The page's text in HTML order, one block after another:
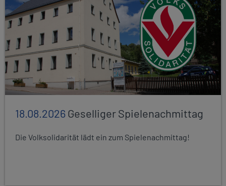
18.08.2026Geselliger Spielenachmittag
Die Volksolidarität lädt ein zum Spielenachmittag!